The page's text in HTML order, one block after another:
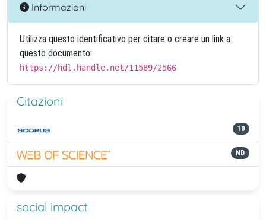
Informazioni
Utilizza questo identificativo per citare o creare un link a
questo documento:
https://hdl.handle.net/11589/2566
Citazioni
10
ND
social impact